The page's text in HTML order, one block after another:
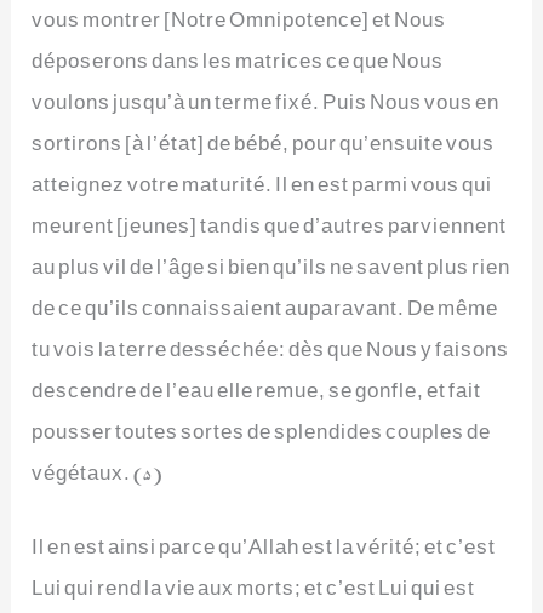
vous montrer [Notre Omnipotence] et Nous
déposerons dans les matrices ce que Nous
voulons jusqu’à un terme fixé. Puis Nous vous en
sortirons [à l’état] de bébé, pour qu’ensuite vous
atteignez votre maturité. Il en est parmi vous qui
meurent [jeunes] tandis que d’autres parviennent
au plus vil de l’âge si bien qu’ils ne savent plus rien
de ce qu’ils connaissaient auparavant. De même
tu vois la terre desséchée: dès que Nous y faisons
descendre de l’eau elle remue, se gonfle, et fait
pousser toutes sortes de splendides couples de
végétaux. (5)
Il en est ainsi parce qu’Allah est la vérité; et c’est
Lui qui rend la vie aux morts; et c’est Lui qui est